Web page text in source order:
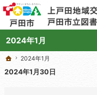
2024年1月
学びと交流のプラットフォーム。地域の講
上戸田地域交流センターや戸田市立図書館
ホーム
2024年1月
2024年1月30日
ホーム
2024年1月